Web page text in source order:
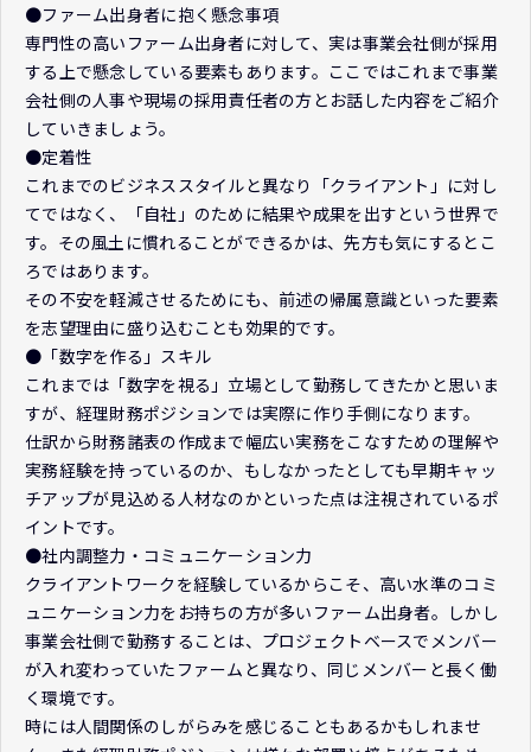
●ファーム出身者に抱く懸念事項
専門性の高いファーム出身者に対して、実は事業会社側が採用
する上で懸念している要素もあります。ここではこれまで事業
会社側の人事や現場の採用責任者の方とお話した内容をご紹介
していきましょう。
●定着性
これまでのビジネススタイルと異なり「クライアント」に対し
てではなく、「自社」のために結果や成果を出すという世界で
す。その風土に慣れることができるかは、先方も気にするとこ
ろではあります。
その不安を軽減させるためにも、前述の帰属意識といった要素
を志望理由に盛り込むことも効果的です。
●「数字を作る」スキル
これまでは「数字を視る」立場として勤務してきたかと思いま
すが、経理財務ポジションでは実際に作り手側になります。
仕訳から財務諸表の作成まで幅広い実務をこなすための理解や
実務経験を持っているのか、もしなかったとしても早期キャッ
チアップが見込める人材なのかといった点は注視されているポ
イントです。
●社内調整力・コミュニケーション力
クライアントワークを経験しているからこそ、高い水準のコミ
ュニケーション力をお持ちの方が多いファーム出身者。しかし
事業会社側で勤務することは、プロジェクトベースでメンバー
が入れ変わっていたファームと異なり、同じメンバーと長く働
く環境です。
時には人間関係のしがらみを感じることもあるかもしれませ